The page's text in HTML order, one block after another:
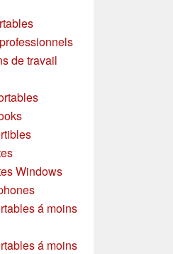
de travail
Windows
á moins
á moins